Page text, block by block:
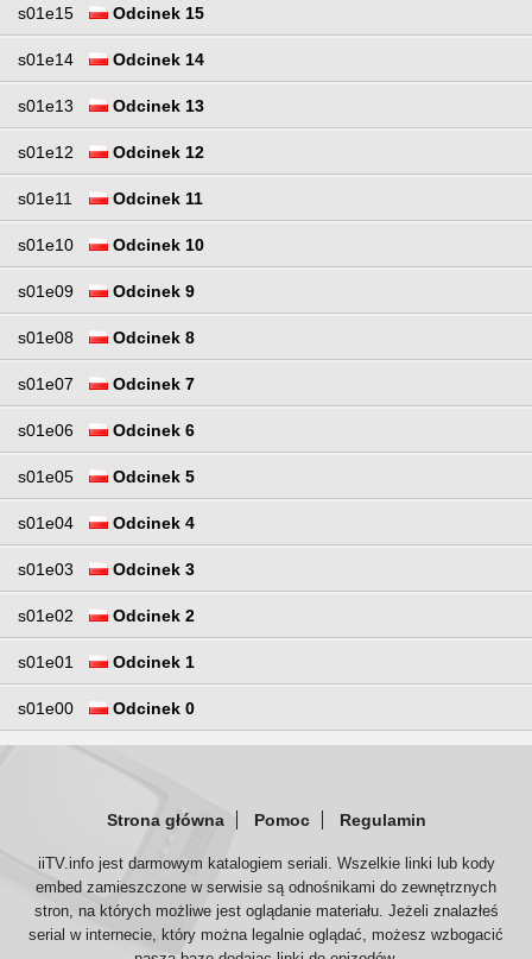
s01e15 Odcinek 15
s01e14 Odcinek 14
s01e13 Odcinek 13
s01e12 Odcinek 12
s01e11 Odcinek 11
s01e10 Odcinek 10
s01e09 Odcinek 9
s01e08 Odcinek 8
s01e07 Odcinek 7
s01e06 Odcinek 6
s01e05 Odcinek 5
s01e04 Odcinek 4
s01e03 Odcinek 3
s01e02 Odcinek 2
s01e01 Odcinek 1
s01e00 Odcinek 0
Strona główna Pomoc Regulamin
iiTV.info jest darmowym katalogiem seriali. Wszelkie linki lub kody
embed zamieszczone w serwisie są odnośnikami do zewnętrznych
stron, na których możliwe jest oglądanie materiału. Jeżeli znalazłeś
serial w internecie, który można legalnie oglądać, możesz wzbogacić